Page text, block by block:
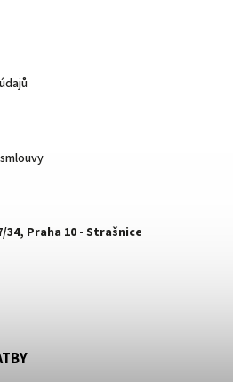
Praha 10 - Strašnice